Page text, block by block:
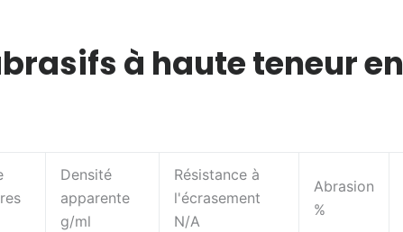
à haute teneur en
Densité
apparente
g/ml
Résistance à
l'écrasement
N/A
Abrasion
%